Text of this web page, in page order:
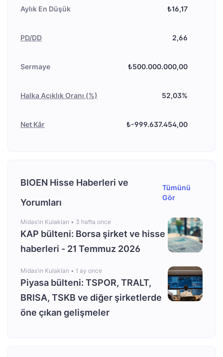
Aylık En Düşük ₺16,17
PD/DD 2,66
Sermaye ₺500.000.000,00
Halka Açıklık Oranı (%) 52,03%
Net Kâr ₺-999.637.454,00
BIOEN Hisse Haberleri ve
Yorumları
Tümünü
Gör
Midas’ın Kulakları • 3 hafta once
KAP bülteni: Borsa şirket ve hisse
haberleri - 21 Temmuz 2026
Midas’ın Kulakları • 1 ay once
Piyasa bülteni: TSPOR, TRALT,
BRISA, TSKB ve diğer şirketlerde
öne çıkan gelişmeler